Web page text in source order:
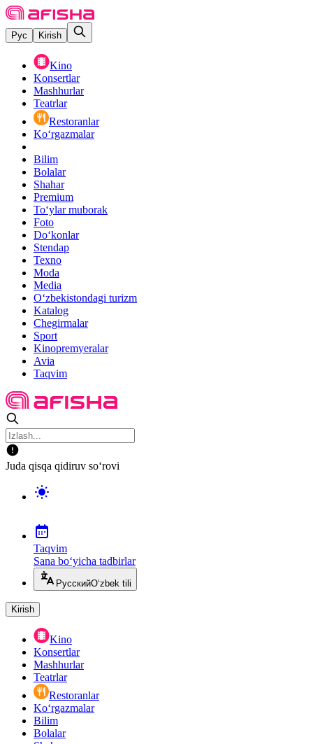
Рус Kirish
Kino
Konsertlar
Mashhurlar
Teatrlar
Restoranlar
Ko‘rgazmalar
Bilim
Bolalar
Shahar
Premium
Toʻylar muborak
Foto
Do‘konlar
Stendap
Texno
Moda
Media
O‘zbekistondagi turizm
Katalog
Chegirmalar
Sport
Kinopremyeralar
Avia
Taqvim
Juda qisqa qidiruv so‘rovi
Taqvim
Sana bo‘yicha tadbirlar
РусскийO‘zbek tili
Kirish
Kino
Konsertlar
Mashhurlar
Teatrlar
Restoranlar
Ko‘rgazmalar
Bilim
Bolalar